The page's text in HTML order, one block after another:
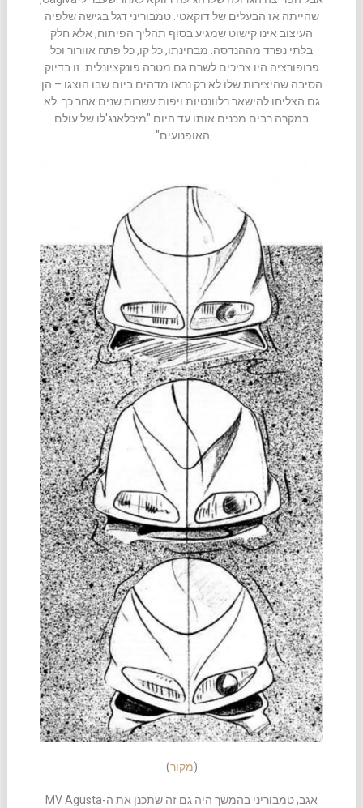
שהייתה אז הבעלים של דוקאטי. טמבוריני דגל בגישה שלפיה
העיצוב אינו קישוט שמגיע בסוף תהליך הפיתוח, אלא חלק
בלתי נפרד מההנדסה. מבחינתו, כל קו, כל פתח אוורור וכל
פרופורציה היו צריכים לשרת גם מטרה פונקציונלית. זו בדיוק
הסיבה שהיצירות שלו לא רק נראו מדהים ביום שבו הוצגו – הן
גם הצליחו להישאר רלוונטיות ויפות עשרות שנים אחר כך. לא
במקרה רבים מכנים אותו עד היום "מיכלאנג'לו של עולם
האופנועים".
(מקור)
אגב, טמבוריני בהמשך היה גם זה שתכנן את ה-MV Agusta